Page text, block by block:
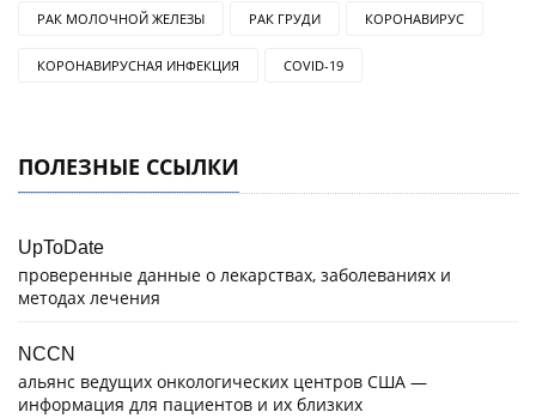
РАК МОЛОЧНОЙ ЖЕЛЕЗЫ РАК ГРУДИ КОРОНАВИРУС
КОРОНАВИРУСНАЯ ИНФЕКЦИЯ COVID-19
ПОЛЕЗНЫЕ ССЫЛКИ
UpToDate
проверенные данные о лекарствах, заболеваниях и
методах лечения
NCCN
альянс ведущих онкологических центров США —
информация для пациентов и их близких